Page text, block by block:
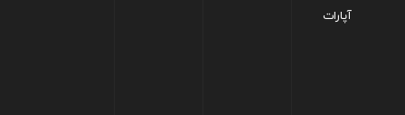
آپارات